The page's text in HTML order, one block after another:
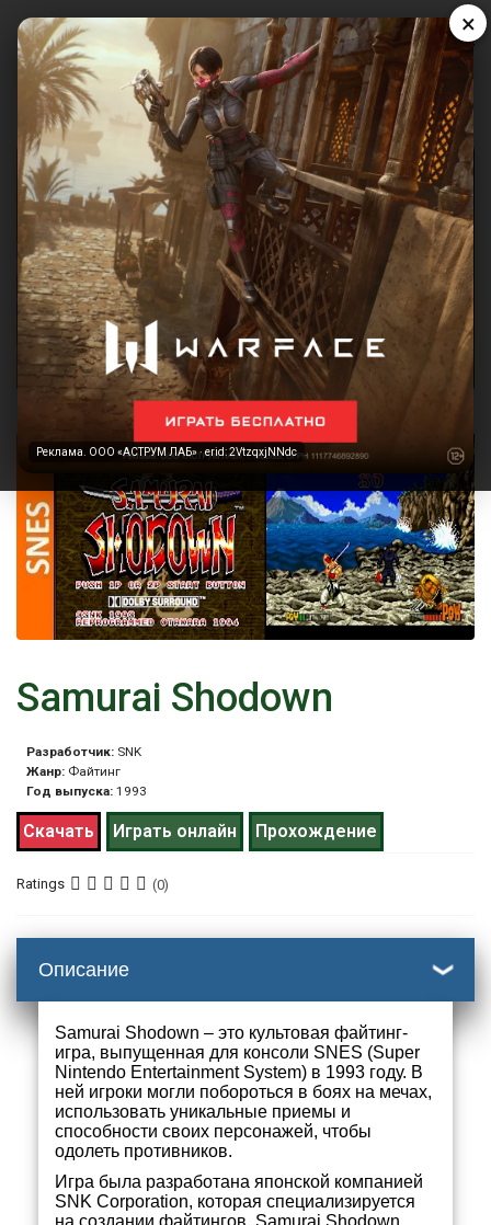
×
Реклама. ООО «АСТРУМ ЛАБ» · erid: 2VtzqxjNNdc
Реклама. ООО «АСТРУМ ЛАБ» · erid: 2VtzqxjNNdc
Samurai Shodown
Разработчик: SNK
Жанр: Файтинг
Год выпуска: 1993
Скачать Играть онлайн Прохождение
Ratings (0)
Описание
Samurai Shodown – это культовая файтинг-
игра, выпущенная для консоли SNES (Super
Nintendo Entertainment System) в 1993 году. В
ней игроки могли побороться в боях на мечах,
использовать уникальные приемы и
способности своих персонажей, чтобы
одолеть противников.
Игра была разработана японской компанией
SNK Corporation, которая специализируется
на создании файтингов. Samurai Shodown